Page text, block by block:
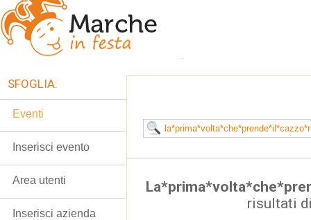
risultati
SFOGLIA:
Eventi
Inserisci evento
Area utenti
Inserisci azienda